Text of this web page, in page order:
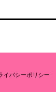
イバシーポリシー